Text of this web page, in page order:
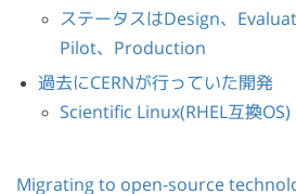
ステータスはDesign、
Pilot、Production
過去にCERNが行っていた開発
Scientific Linux(RHEL互換OS)
Migrating to open-source